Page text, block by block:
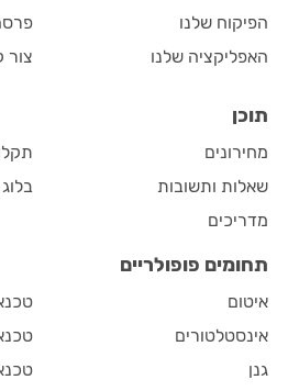
הפיקוח שלנו
האפליקציה שלנו
צור
תוכן
מחירונים
שאלות ותשובות
מדריכים
בלוג
תחומים פופולריים
איטום
אינסטלטורים
גנן